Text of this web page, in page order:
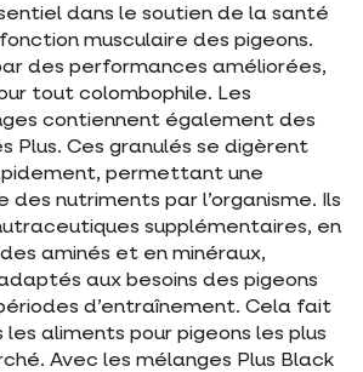
dans le soutien de la santé
musculaire des pigeons.
des performances améliorées,
tout colombophile. Les
contiennent également des
Plus. Ces granulés se digèrent
permettant une
des nutriments par l’organisme. Ils
supplémentaires, en
aminés et en minéraux,
aux besoins des pigeons
d’entraînement. Cela fait
aliments pour pigeons les plus
Avec les mélanges Plus Black